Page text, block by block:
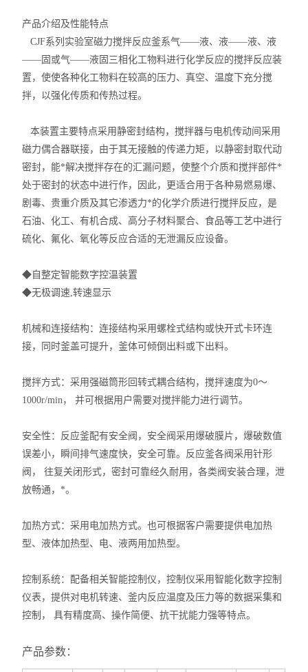
产品介绍及性能特点
CJF系列实验室磁力搅拌反应釜系气——液、液——液、液
——固或气——液固三相化工物料进行化学反应的搅拌反应装
置，使使各种化工物料在较高的压力、真空、温度下充分搅
拌，以强化传质和传热过程。
本装置主要特点采用静密封结构，搅拌器与电机传动间采用
磁力偶合器联接，由于其无接触的传递力矩，以静密封取代动
密封，能*解决搅拌存在的汇漏问题，使整个介质和搅拌部件*
处于密封的状态中进行作，因此，更适合用于各种易燃易爆、
剧毒、贵重介质及其它渗透力*的化学介质进行搅拌反应，是
石油、化工、有机合成、高分子材料聚合、食品等工艺中进行
硫化、氟化、氧化等反应合适的无泄漏反应设备。
◆自整定智能数字控温装置
◆无极调速,转速显示
机械和连接结构：连接结构采用螺栓式结构或快开式卡环连
接，同时釜盖可提升，釜体可倾倒出料或下出料。
搅拌方式：采用强磁筒形回转式耦合结构，搅拌速度为0～
1000r/min， 并可根据用户需要对搅拌能力进行调节。
安全性： 反应釜配有安全阀，安全阀采用爆破膜片，爆破数值
误差小，瞬间排气速度快，安全可靠。反应釜各阀采用针形
阀， 往复关闭形式，密封可靠经久耐用，各类阀安装合理，泄
放畅通，*。
加热方式：采用电加热方式。也可根据客户需要提供电加热
型、液体加热型、电、液两用加热型。
控制系统： 配备相关智能控制仪，控制仪采用智能化数字控制
仪表，提供对电机转速、釜内反应温度及压力等的数据采集和
控制， 具有精度高、操作简便、抗干扰能力强等特点。
产品参数：